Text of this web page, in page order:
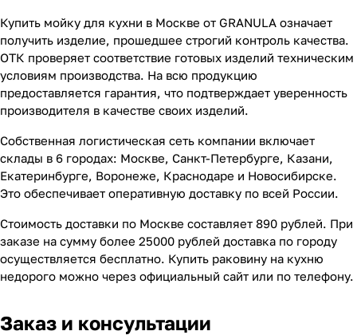
Купить мойку для кухни в Москве от GRANULA означает
получить изделие, прошедшее строгий контроль качества.
ОТК проверяет соответствие готовых изделий техническим
условиям производства. На всю продукцию
предоставляется гарантия, что подтверждает уверенность
производителя в качестве своих изделий.
Собственная логистическая сеть компании включает
склады в 6 городах: Москве, Санкт-Петербурге, Казани,
Екатеринбурге, Воронеже, Краснодаре и Новосибирске.
Это обеспечивает оперативную доставку по всей России.
Стоимость доставки по Москве составляет 890 рублей. При
заказе на сумму более 25000 рублей доставка по городу
осуществляется бесплатно. Купить раковину на кухню
недорого можно через официальный сайт или по телефону.
Заказ и консультации